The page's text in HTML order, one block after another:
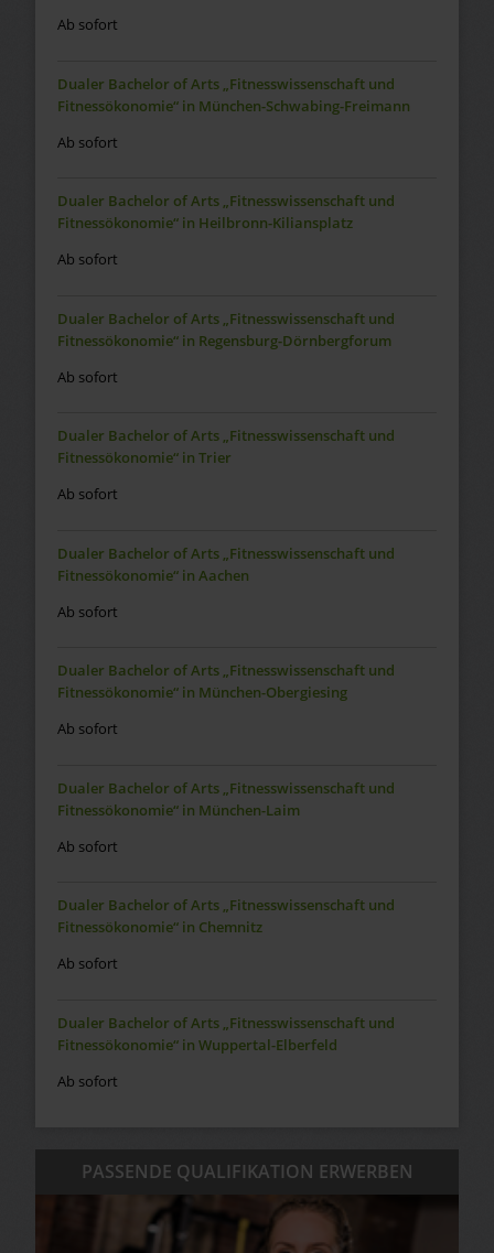
Ab sofort
Dualer Bachelor of Arts „Fitnesswissenschaft und
Fitnessökonomie“ in München-Schwabing-Freimann
Ab sofort
Dualer Bachelor of Arts „Fitnesswissenschaft und
Fitnessökonomie“ in Heilbronn-Kiliansplatz
Ab sofort
Dualer Bachelor of Arts „Fitnesswissenschaft und
Fitnessökonomie“ in Regensburg-Dörnbergforum
Ab sofort
Dualer Bachelor of Arts „Fitnesswissenschaft und
Fitnessökonomie“ in Trier
Ab sofort
Dualer Bachelor of Arts „Fitnesswissenschaft und
Fitnessökonomie“ in Aachen
Ab sofort
Dualer Bachelor of Arts „Fitnesswissenschaft und
Fitnessökonomie“ in München-Obergiesing
Ab sofort
Dualer Bachelor of Arts „Fitnesswissenschaft und
Fitnessökonomie“ in München-Laim
Ab sofort
Dualer Bachelor of Arts „Fitnesswissenschaft und
Fitnessökonomie“ in Chemnitz
Ab sofort
Dualer Bachelor of Arts „Fitnesswissenschaft und
Fitnessökonomie“ in Wuppertal-Elberfeld
Ab sofort
PASSENDE QUALIFIKATION ERWERBEN